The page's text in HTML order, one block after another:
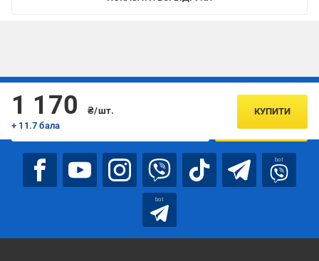
1 170
₴/шт.
+ 11.7 бала
КУПИТИ
Підписуйтесь, щоб дізнаватись першим про акції та пропозиції
ПІДПИСАТИСЯ
bot
bot